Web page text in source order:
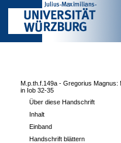
M.p.th.f.149a - Gregorius Magnus:
in Iob 32-35
Über diese Handschrift
Inhalt
Einband
Handschrift blättern